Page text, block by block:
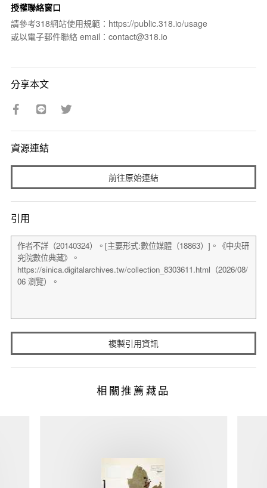
授權聯絡窗口
請參考318網站使用規範：https://public.318.io/usage
或以電子郵件聯絡 email：contact@318.io
分享本文
資源連結
前往原始連結
引用
複製引用資訊
相關推薦藏品